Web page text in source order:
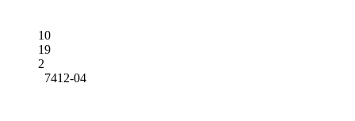
10
19
2
7412-04